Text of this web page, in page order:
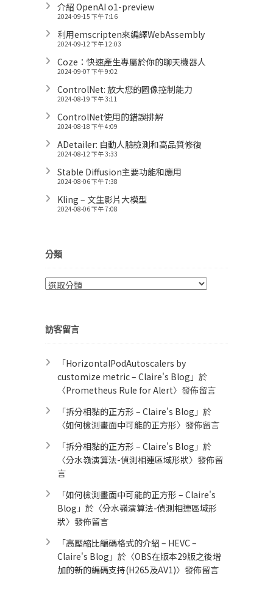
介紹 OpenAI o1-preview
2024-09-15 下午 7:16
利用emscripten來編譯WebAssembly
2024-09-12 下午 12:03
Coze：快速產生專屬於你的聊天機器人
2024-09-07 下午 9:02
ControlNet: 放大您的圖像控制能力
2024-08-19 下午 3:11
ControlNet使用的錯誤排解
2024-08-18 下午 4:09
ADetailer: 自動人臉檢測和高品質修復
2024-08-12 下午 3:33
Stable Diffusion主要功能和應用
2024-08-06 下午 7:38
Kling – 文生影片大模型
2024-08-06 下午 7:08
分類
分
訪客留言
「HorizontalPodAutoscalers by
customize metric – Claire's Blog 」於
〈Prometheus Rule for Alert​〉發佈留言
「拆分相黏的正方形 – Claire's Blog 」於
〈如何檢測畫面中可能的正方形〉發佈留言
「拆分相黏的正方形 – Claire's Blog 」於
〈分水嶺演算法-偵測相連區域形狀〉發佈留
言
「如何檢測畫面中可能的正方形 – Claire's
Blog 」於〈分水嶺演算法-偵測相連區域形
狀〉發佈留言
「高壓縮比編碼格式的介紹 – HEVC –
Claire's Blog 」於〈OBS在版本29版之後增
加的新的編碼支持(H265及AV1)〉發佈留言